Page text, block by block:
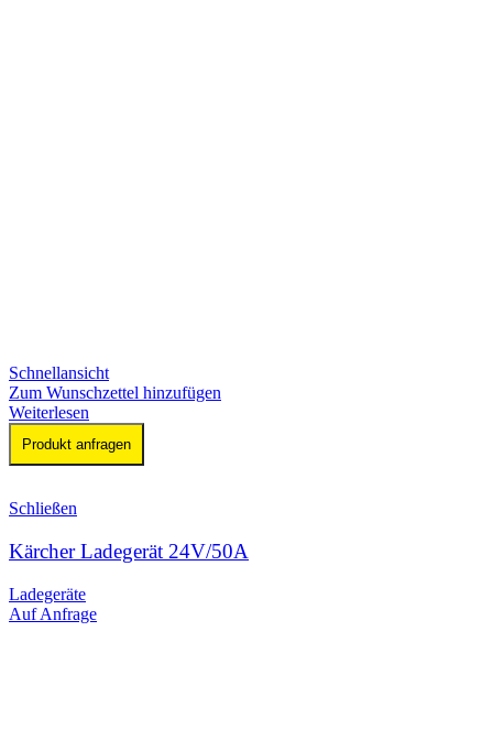
Schnellansicht
Zum Wunschzettel hinzufügen
Weiterlesen
Produkt anfragen
Schließen
Kärcher Ladegerät 24V/50A
Ladegeräte
Auf Anfrage